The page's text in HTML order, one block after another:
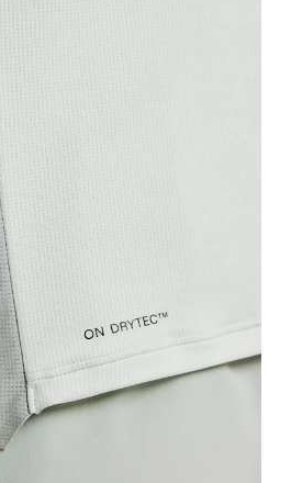
au niveau le plus large de la
tour de taille au dessus du
tour de hanches sur la partie la